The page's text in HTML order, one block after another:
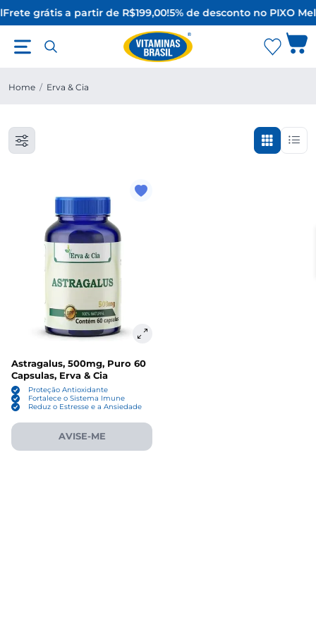
Frete grátis a partir de R$199,00!5% de desconto no PIXO
Home / Erva & Cia
Astragalus, 500mg, Puro 60
Capsulas, Erva & Cia
Proteção Antioxidante
Fortalece o Sistema Imune
Reduz o Estresse e a Ansiedade
AVISE-ME